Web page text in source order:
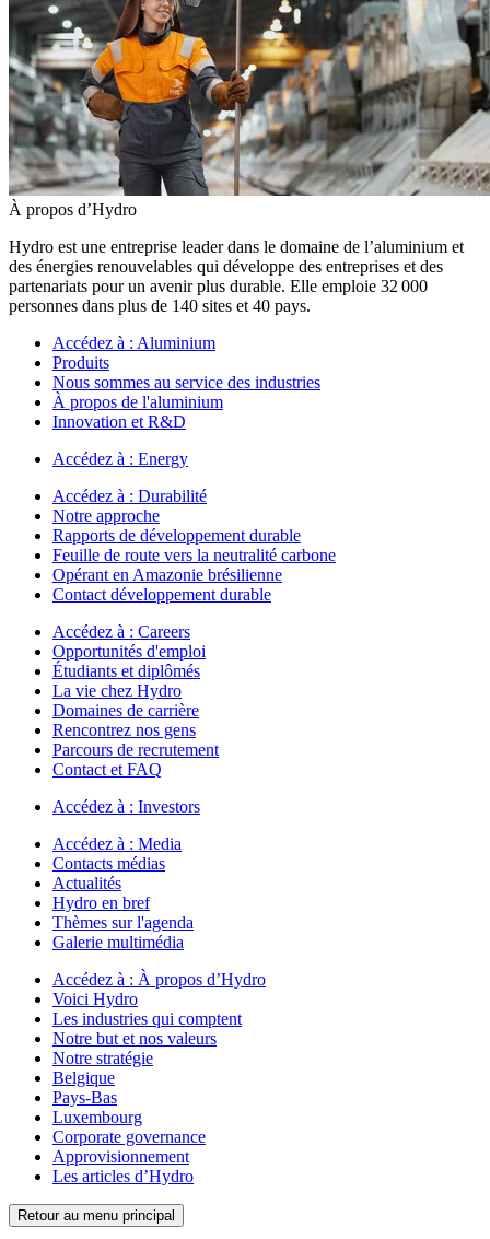
À propos d’Hydro
Hydro est une entreprise leader dans le domaine de l’aluminium et
des énergies renouvelables qui développe des entreprises et des
partenariats pour un avenir plus durable. Elle emploie 32 000
personnes dans plus de 140 sites et 40 pays.
Accédez à : Aluminium
Produits
Nous sommes au service des industries
À propos de l'aluminium
Innovation et R&D
Accédez à : Energy
Accédez à : Durabilité
Notre approche
Rapports de développement durable
Feuille de route vers la neutralité carbone
Opérant en Amazonie brésilienne
Contact développement durable
Accédez à : Careers
Opportunités d'emploi
Étudiants et diplômés
La vie chez Hydro
Domaines de carrière
Rencontrez nos gens
Parcours de recrutement
Contact et FAQ
Accédez à : Investors
Accédez à : Media
Contacts médias
Actualités
Hydro en bref
Thèmes sur l'agenda
Galerie multimédia
Accédez à : À propos d’Hydro
Voici Hydro
Les industries qui comptent
Notre but et nos valeurs
Notre stratégie
Belgique
Pays-Bas
Luxembourg
Corporate governance
Approvisionnement
Les articles d’Hydro
Retour au menu principal